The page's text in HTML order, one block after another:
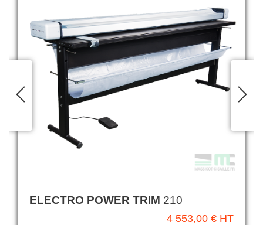
ELECTRO POWER TRIM 210
4 553,00 € HT